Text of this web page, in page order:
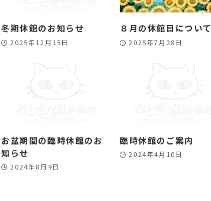
冬期休館のお知らせ
2025年12月15日
８月の休館日について
2025年7月28日
お盆期間の臨時休館のお
知らせ
2024年8月9日
臨時休館のご案内
2024年4月10日